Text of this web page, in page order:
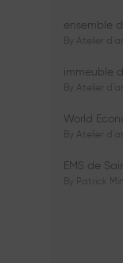
By Atelier
By Atelier
World
By Atelier
EMS de
By Patrick